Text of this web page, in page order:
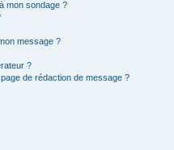
mon sondage ?
message ?
?
de rédaction de message ?